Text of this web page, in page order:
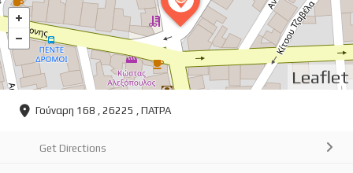
Leaflet
Γούναρη 168 , 26225 , ΠΑΤΡΑ
Get Directions